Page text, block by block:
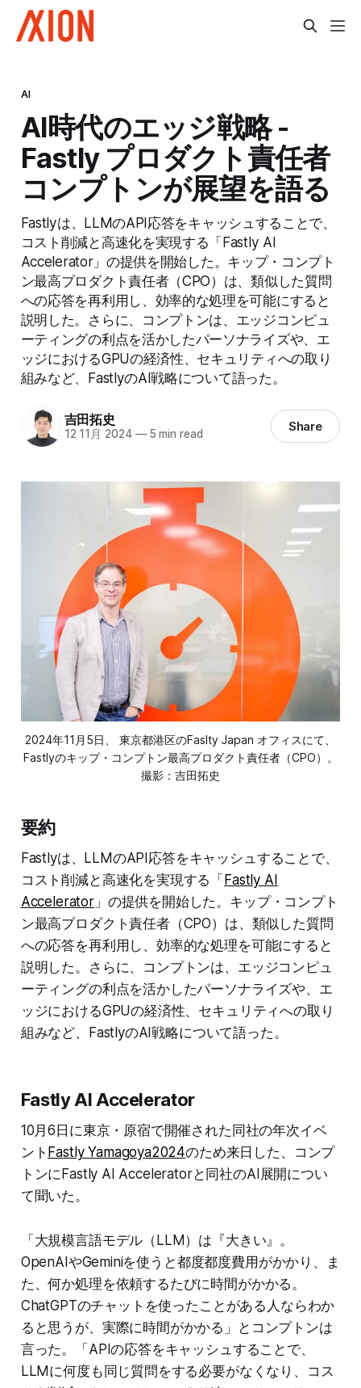
AI
AI時代のエッジ戦略 -
Fastly プロダクト責任者
コンプトンが展望を語る
Fastlyは、LLMのAPI応答をキャッシュすることで、
コスト削減と高速化を実現する「Fastly AI
Accelerator」の提供を開始した。キップ・コンプト
ン最高プロダクト責任者（CPO）は、類似した質問
への応答を再利用し、効率的な処理を可能にすると
説明した。さらに、コンプトンは、エッジコンピュ
ーティングの利点を活かしたパーソナライズや、エ
ッジにおけるGPUの経済性、セキュリティへの取り
組みなど、FastlyのAI戦略について語った。
吉田拓史
12 11月 2024 —5 min read Share
2024年11月5日、 東京都港区のFaslty Japan オフィスにて、
Fastlyのキップ・コンプトン最高プロダクト責任者（CPO）。
撮影：吉田拓史
要約
Fastlyは、LLMのAPI応答をキャッシュすることで、
コスト削減と高速化を実現する「 Fastly AI
Accelerator」の提供を開始した。キップ・コンプト
ン最高プロダクト責任者（CPO）は、類似した質問
への応答を再利用し、効率的な処理を可能にすると
説明した。さらに、コンプトンは、エッジコンピュ
ーティングの利点を活かしたパーソナライズや、エ
ッジにおけるGPUの経済性、セキュリティへの取り
組みなど、FastlyのAI戦略について語った。
Fastly AI Accelerator
10月6日に東京・原宿で開催された同社の年次イベ
ント Fastly Yamagoya2024のため来日した、コンプ
トンにFastly AI Acceleratorと同社のAI展開につい
て聞いた。
「大規模言語モデル（LLM）は『大きい』。
OpenAIやGeminiを使うと都度都度費用がかかり、ま
た、何か処理を依頼するたびに時間がかかる。
ChatGPTのチャットを使ったことがある人ならわか
ると思うが、実際に時間がかかる」とコンプトンは
言った。「APIの応答をキャッシュすることで、
LLMに何度も同じ質問をする必要がなくなり、コス